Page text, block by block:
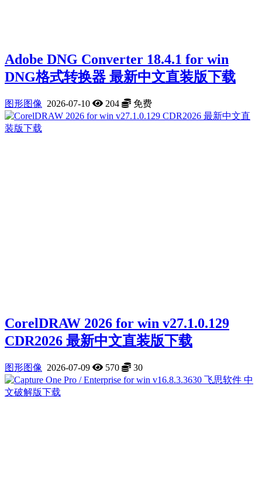
Adobe DNG Converter 18.4.1 for win
DNG格式转换器 最新中文直装版下载
图形图像 2026-07-10 204 免费
CorelDRAW 2026 for win v27.1.0.129
CDR2026 最新中文直装版下载
图形图像 2026-07-09 570 30